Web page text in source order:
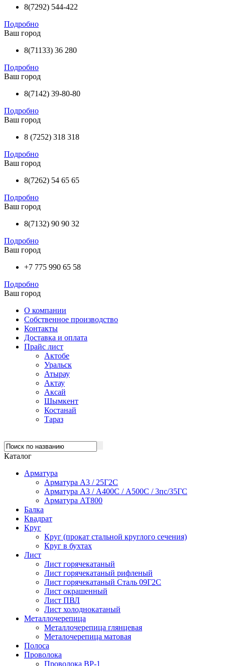
8(7292) 544-422
Подробно
Ваш город
8(71133) 36 280
Подробно
Ваш город
8(7142) 39-80-80
Подробно
Ваш город
8 (7252) 318 318
Подробно
Ваш город
8(7262) 54 65 65
Подробно
Ваш город
8(7132) 90 90 32
Подробно
Ваш город
+7 775 990 65 58
Подробно
Ваш город
О компании
Собственное производство
Контакты
Доставка и оплата
Прайс лист
Актобе
Уральск
Атырау
Актау
Аксай
Шымкент
Костанай
Тараз
Каталог
Арматура
Арматура А3 / 25Г2С
Арматура А3 / А400С / А500С / 3пс/35ГС
Арматура АТ800
Балка
Квадрат
Круг
Круг (прокат стальной круглого сечения)
Круг в бухтах
Лист
Лист горячекатаный
Лист горячекатаный рифленый
Лист горячекатаный Сталь 09Г2С
Лист окрашенный
Лист ПВЛ
Лист холоднокатаный
Металлочерепица
Металлочерепица глянцевая
Металочерепица матовая
Полоса
Проволока
Проволока ВР-1